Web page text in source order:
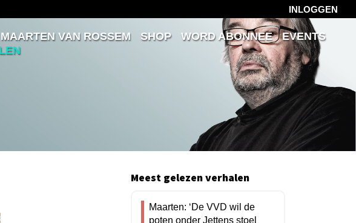
INLOGGEN
MAARTEN VAN ROSSEM SHOP WORD ABONNEE
EVENTS
Meest gelezen verhalen
Maarten: ‘De VVD wil de
poten onder Jettens stoel